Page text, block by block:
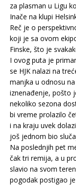
za plasman u Ligu
Inače na klupi
Reč je o
koji je sa ovom
Finske, što je
I ovog puta je
se HJK nalazi na
manjka u odnosu
iznenađenje, pošto
nekoliko sezona
bi vreme prolazilo
i na kraju uvek
još jednom bio
Na poslednjih pet
čak tri remija, a u
slavio na svom
pogodak postigao